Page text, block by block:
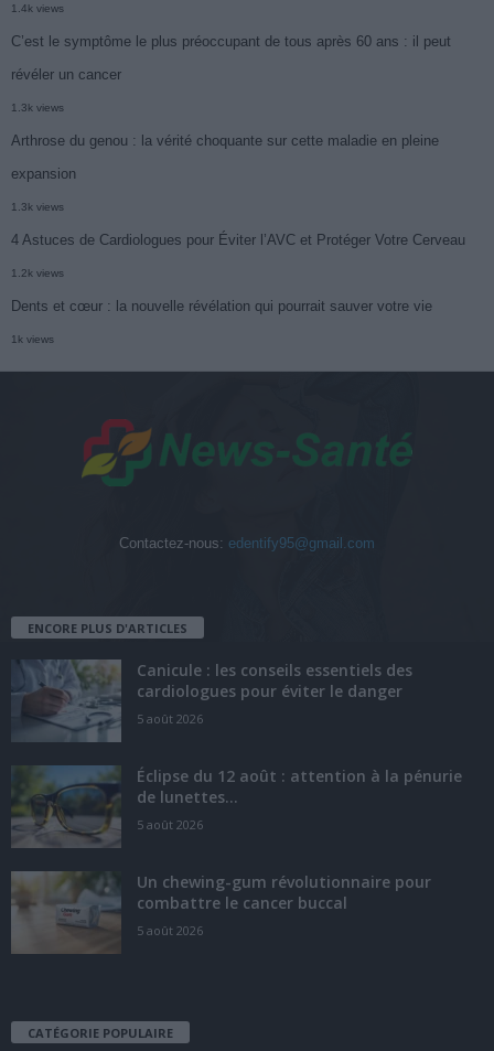
1.4k views
C’est le symptôme le plus préoccupant de tous après 60 ans : il peut
révéler un cancer
1.3k views
Arthrose du genou : la vérité choquante sur cette maladie en pleine
expansion
1.3k views
4 Astuces de Cardiologues pour Éviter l’AVC et Protéger Votre Cerveau
1.2k views
Dents et cœur : la nouvelle révélation qui pourrait sauver votre vie
1k views
Contactez-nous: edentify95@gmail.com
ENCORE PLUS D'ARTICLES
Canicule : les conseils essentiels des
cardiologues pour éviter le danger
5 août 2026
Éclipse du 12 août : attention à la pénurie
de lunettes...
5 août 2026
Un chewing-gum révolutionnaire pour
combattre le cancer buccal
5 août 2026
CATÉGORIE POPULAIRE